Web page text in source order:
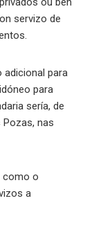
servizo de
adicional para
para
sería, de
nas
como o
a